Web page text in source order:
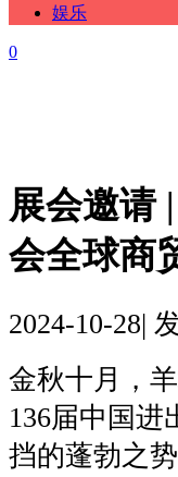
娱乐
0
展会邀请
会全球商
2024-10-28|
金秋十月，
136届中国
挡的蓬勃之